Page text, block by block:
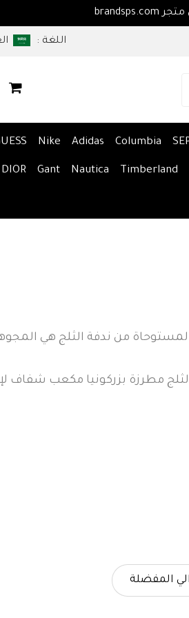
اهلا بكم في متجر brandsps.com
اللغة :
Columbia
Adidas
Nike
Timberland
Nautica
Gant
DIOR
من الفضة الإسترليني عيار 925 المستوحاة من ندفة الثلج هي
مطرزة بزركونيا مكعب شفاف
المفضلة